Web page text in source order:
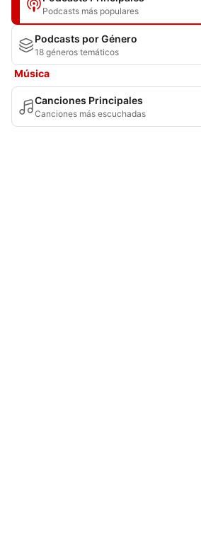
Podcasts más populares
Podcasts por Género
18 géneros temáticos
Música
Canciones Principales
Canciones más escuchadas